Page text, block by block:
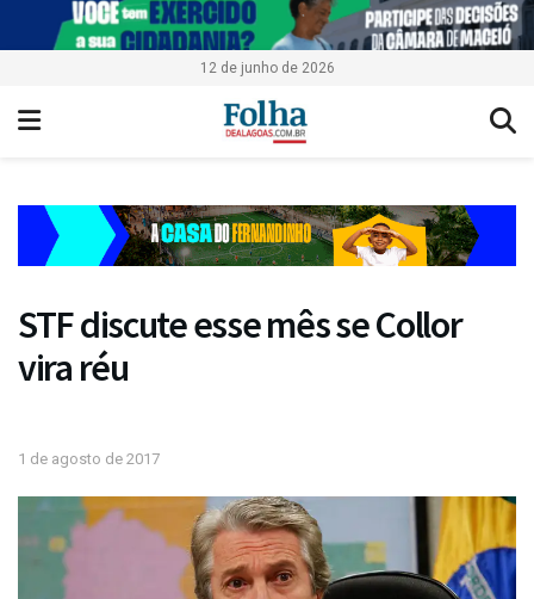
12 de junho de 2026
STF discute esse mês se Collor
vira réu
1 de agosto de 2017